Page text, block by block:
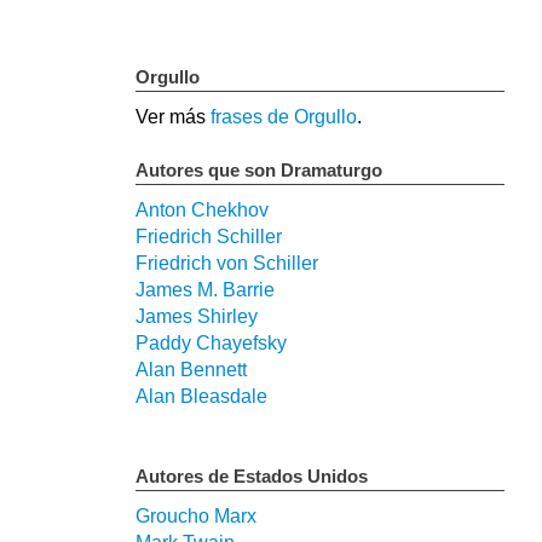
Orgullo
Ver más frases de Orgullo.
Autores que son Dramaturgo
Anton Chekhov
Friedrich Schiller
Friedrich von Schiller
James M. Barrie
James Shirley
Paddy Chayefsky
Alan Bennett
Alan Bleasdale
Autores de Estados Unidos
Groucho Marx